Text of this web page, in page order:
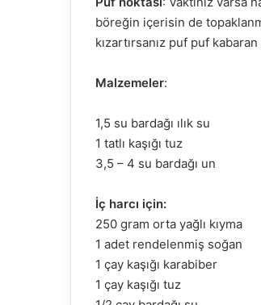
böreğin içerisin de
kızartırsanız puf puf
Malzemeler:
1,5 su bardağı ılık su
1 tatlı kaşığı tuz
3,5 – 4 su bardağı un
İç harcı için:
250 gram orta yağlı kıyma
1 adet rendelenmiş soğan
1 çay kaşığı karabiber
1 çay kaşığı tuz